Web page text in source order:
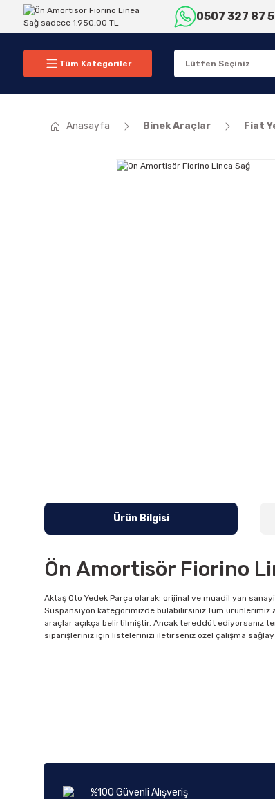
0507 327 87
Tüm Kategoriler
Anasayfa Binek Araçlar Fiat
Ürün Bilgisi
Ön Amortisör Fiorino
Aktaş Oto Yedek Parça olarak; orijinal ve muadil yan
Süspansiyon kategorimizde bulabilirsiniz.Tüm ürünlerimiz
araçlar açıkça belirtilmiştir. Ancak tereddüt ediyorsanız
siparişleriniz için listelerinizi iletirseniz özel çalışma
%100 Güvenli Alışveriş